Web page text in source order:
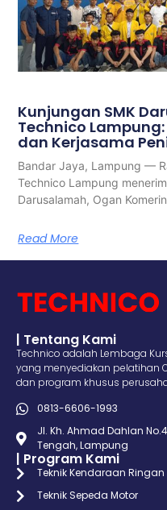
Kunjungan SMK
Technico
dan Kerjasama
Bandar Jaya, Lampung —
Technico Lampung
Darusalamah, Ogan
Read More
| Tentang Kami
Technico adalah Lembaga
yang menyediakan pelatihan
dan program khusus
0813-6606-1993
Jl. Kh. Ahmad Dahlan
Tengah, Lampung
| Program Kami
Teknik Kendaraan Ringan
Teknik Sepeda Motor